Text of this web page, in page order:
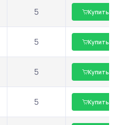
5 Купить
5 Купить
5 Купить
5 Купить